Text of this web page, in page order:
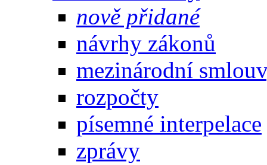
nově přidané
návrhy zákonů
mezinárodní
rozpočty
písemné interpelace
zprávy